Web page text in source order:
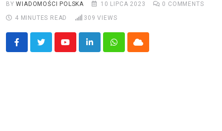
BYWIADOMOŚCI POLSKA 10 LIPCA 2023 0 COMMENTS
4 MINUTES READ
309 VIEWS
YoutubeLinkedInWhatsappCloud